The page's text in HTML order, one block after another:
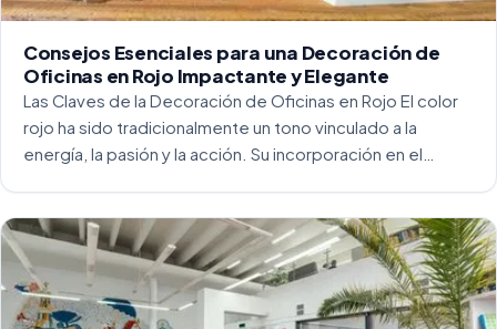
Consejos Esenciales para una Decoración de
Oficinas en Rojo Impactante y Elegante
Las Claves de la Decoración de Oficinas en Rojo El color
rojo ha sido tradicionalmente un tono vinculado a la
energía, la pasión y la acción. Su incorporación en el